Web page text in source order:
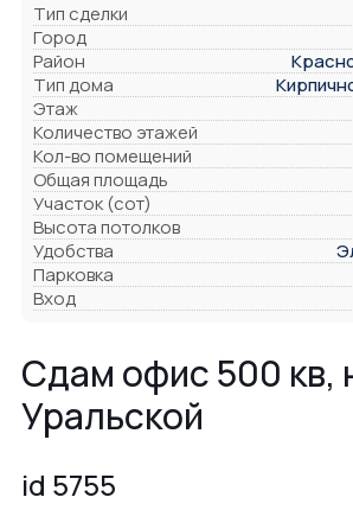
Тип сделки
Город
Район
Тип дома
Этаж
Количество этажей
Кол-во помещений
Общая площадь
Участок (сот)
Высота потолков
Удобства
Парковка
Вход
Сдам офис 500 кв,
Уральской
id 5755